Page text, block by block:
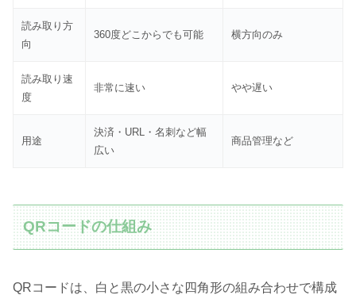
読み取り方
向
360度どこからでも可能 横方向のみ
読み取り速
度
非常に速い やや遅い
用途
決済・URL・名刺など幅
広い
商品管理など
QRコードの仕組み
QRコードは、白と黒の小さな四角形の組み合わせで構成